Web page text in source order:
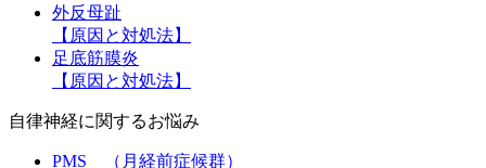
外反母趾
【原因と対処法】
足底筋膜炎
【原因と対処法】
自律神経に関するお悩み
PMS （月経前症候群）